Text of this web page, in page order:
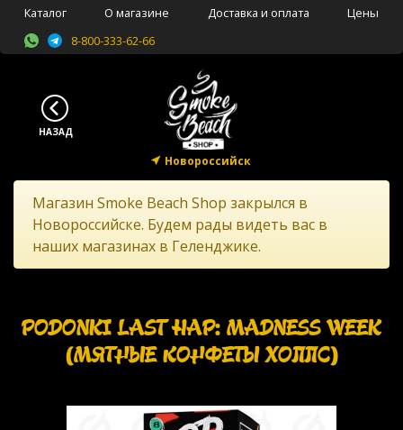
Каталог О магазине Доставка и оплата
Цены
8-800-333-62-66
Новороссийск
Магазин Smoke Beach Shop закрылся в
Новороссийске. Будем рады видеть вас в
наших магазинах в Геленджике.
PODONKI LAST HAP: MADNESS WEEK
(МЯТНЫЕ КОНФЕТЫ ХОЛЛС)